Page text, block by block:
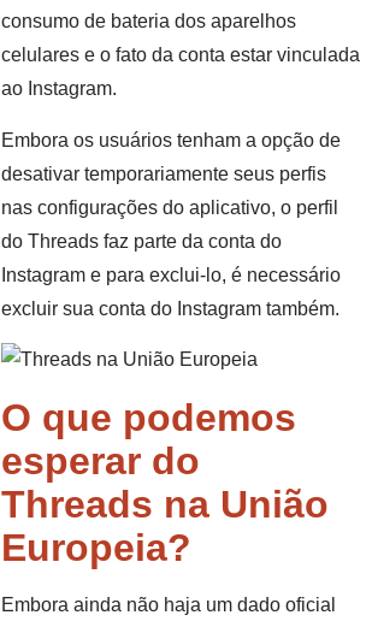
consumo de bateria dos aparelhos
celulares e o fato da conta estar vinculada
ao Instagram.
Embora os usuários tenham a opção de
desativar temporariamente seus perfis
nas configurações do aplicativo, o perfil
do Threads faz parte da conta do
Instagram e para exclui-lo, é necessário
excluir sua conta do Instagram também.
O que podemos
esperar do
Threads na União
Europeia?
Embora ainda não haja um dado oficial